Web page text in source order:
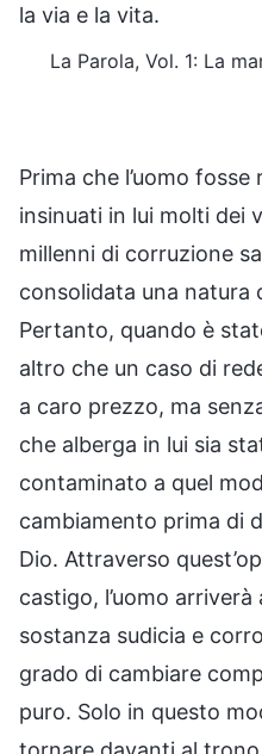
la via e la vita.
La Parola, Vol. 1: La
Prima che l’uomo
insinuati in lui molti dei
millenni di corruzione
consolidata una natura
Pertanto, quando è
altro che un caso di
a caro prezzo, ma
che alberga in lui sia
contaminato a quel
cambiamento prima di
Dio. Attraverso
castigo, l’uomo
sostanza sudicia e
grado di cambiare
puro. Solo in questo